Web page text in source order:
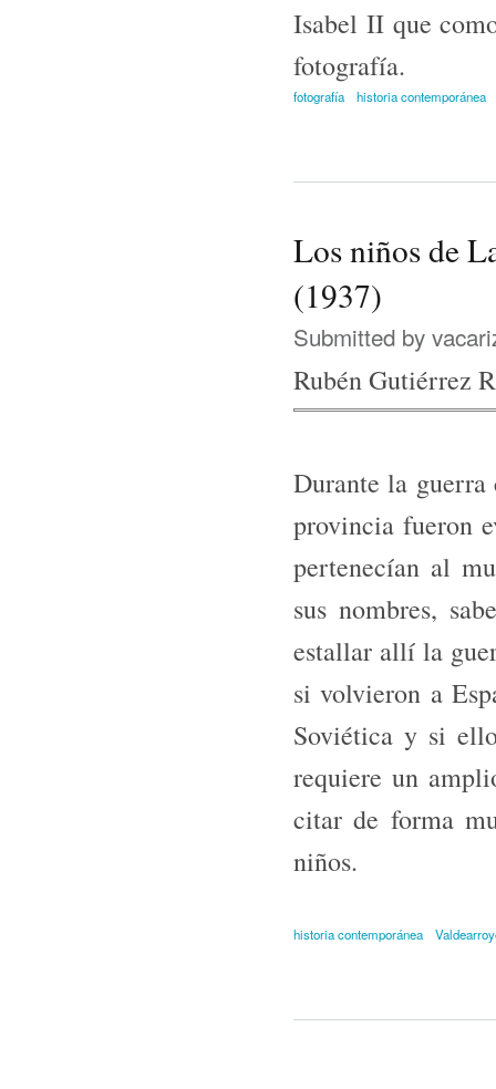
Isabel II que
fotografía.
fotografía historia contemporánea
Los niños de
(1937)
Submitted by
Rubén Gutiérrez
Durante la guerra
provincia fueron
pertenecí­an al
sus nombres,
estallar allí la
si volvieron a
Soviética y si
requiere un
citar de forma
niños.
historia contemporánea